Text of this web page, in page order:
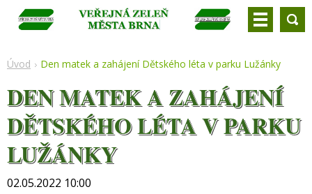
Úvod Den matek a zahájení Dětského léta v parku Lužánky
DEN MATEK A ZAHÁJENÍ
DĚTSKÉHO LÉTA V PARKU
LUŽÁNKY
02.05.2022 10:00